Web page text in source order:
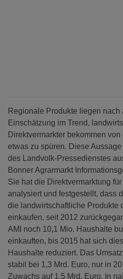
Regionale Produkte liegen nach
Einschätzung im Trend,
Direktvermarkter bekommen
etwas zu spüren. Diese
des Landvolk-Pressedienstes
Bonner Agrarmarkt
Sie hat die Direktvermarktung
analysiert und festgestellt, dass
die landwirtschaftliche Produkte
einkaufen, seit 2012
AMI noch 10,1 Mio. Haushalte
einkauften, bis 2015 hat sich
Haushalte reduziert. Das
stabil bei 1,3 Mrd. Euro, nur in
Zuwachs auf 1,5 Mrd. Euro. In